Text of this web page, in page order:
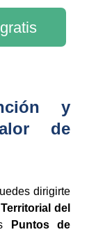
y
de
dirigirte
del
Puntos de